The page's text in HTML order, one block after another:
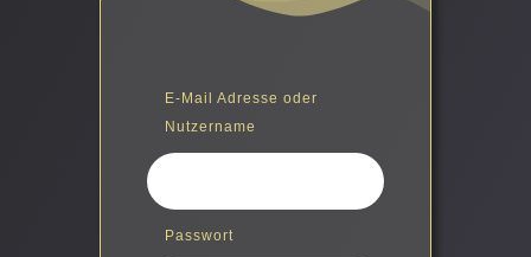
E-Mail Adresse oder
Nutzername
Passwort